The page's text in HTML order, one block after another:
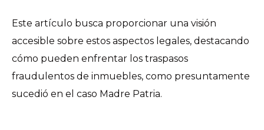
Este artículo busca proporcionar una visión
accesible sobre estos aspectos legales, destacando
cómo pueden enfrentar los traspasos
fraudulentos de inmuebles, como presuntamente
sucedió en el caso Madre Patria.